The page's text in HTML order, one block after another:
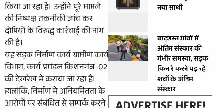
किया जा रहा है। उन्होंने पूरे मामले
की निष्पक्ष तकनीकी जांच कर
दोषियों के विरुद्ध कार्रवाई की मांग
की है।
यह सड़क निर्माण कार्य ग्रामीण कार्य
विभाग, कार्य प्रमंडल किशनगंज-02
की देखरेख में कराया जा रहा है।
हालांकि, निर्माण में अनियमितता के
आरोपों पर संबंधित से सम्पर्क करने
नया साथी
बाढ़ग्रस्त गांवों में
अंतिम संस्कार की
गंभीर समस्या, सड़क
किनारे करने पड़ रहे
शवों के अंतिम
संस्कार